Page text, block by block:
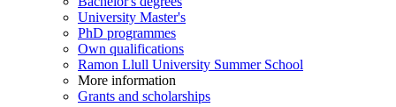
University Master's
PhD programmes
Own qualifications
Ramon Llull University Summer School
More information
Grants and scholarships